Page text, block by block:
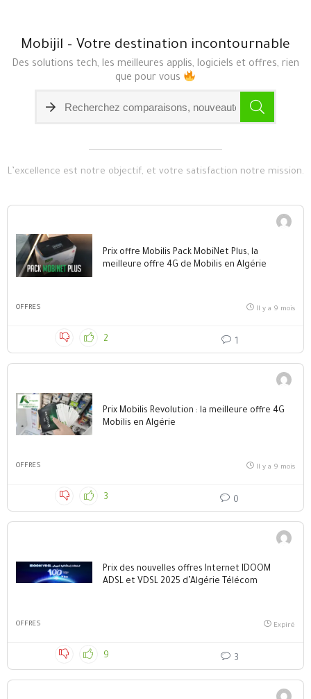
Mobijil – Votre destination incontournable
Des solutions tech, les meilleures applis, logiciels et offres, rien
que pour vous
L’excellence est notre objectif, et votre satisfaction notre mission.
Prix offre Mobilis Pack MobiNet Plus, la
meilleure offre 4G de Mobilis en Algérie
OFFRES Il y a 9 mois
2 1
Prix Mobilis Revolution : la meilleure offre 4G
Mobilis en Algérie
OFFRES Il y a 9 mois
3 0
Prix des nouvelles offres Internet IDOOM
ADSL et VDSL 2025 d’Algérie Télécom
OFFRES Expiré
9 3